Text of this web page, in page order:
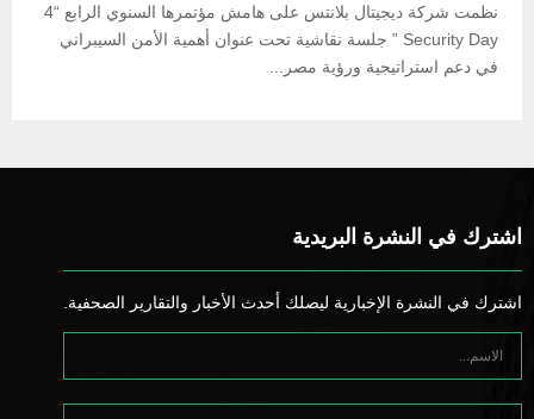
نظمت شركة ديجيتال بلانتس على هامش مؤتمرها السنوي الرابع “4
Security Day ” جلسة نقاشية تحت عنوان أهمية الأمن السيبراني
في دعم استراتيجية ورؤية مصر...
اشترك في النشرة البريدية
اشترك في النشرة الإخبارية ليصلك أحدث الأخبار والتقارير الصحفية.